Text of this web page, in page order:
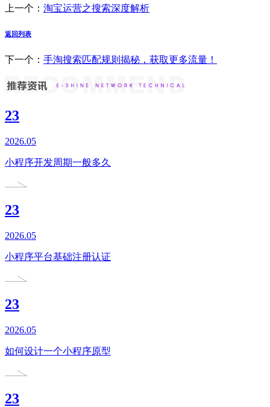
上一个： 淘宝运营之搜索深度解析
返回列表
下一个： 手淘搜索匹配规则揭秘，获取更多流量！
23
2026.05
小程序开发周期一般多久
23
2026.05
小程序平台基础注册认证
23
2026.05
如何设计一个小程序原型
23